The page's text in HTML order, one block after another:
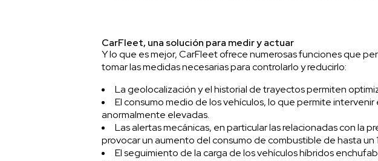
CarFleet, una solución para medir y actuar
Y lo que es mejor, CarFleet ofrece numerosas funciones que
tomar las medidas necesarias para controlarlo y reducirlo:
La geolocalización y el historial de trayectos permiten
El consumo medio de los vehículos, lo que permite
anormalmente elevadas.
Las alertas mecánicas, en particular las relacionadas con la
provocar un aumento del consumo de combustible de hasta un
El seguimiento de la carga de los vehículos híbridos